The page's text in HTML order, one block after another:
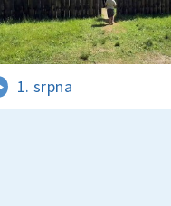
1. srpna